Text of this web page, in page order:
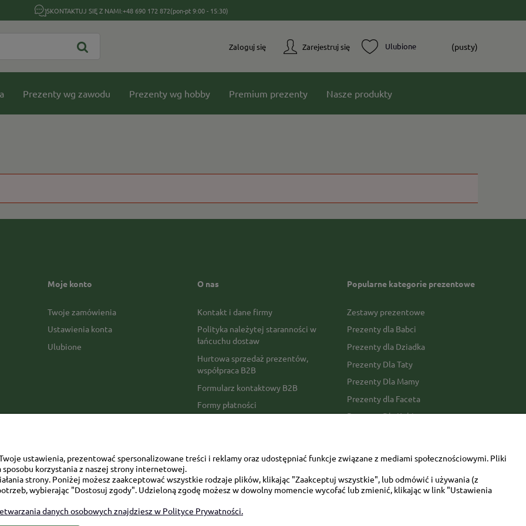
SKONTAKTUJ SIĘ Z NAMI:+48 690 172 872(pon-pt 9:00 - 15:30)
Zarejestruj się
Zaloguj się (pusty)
Prezenty wg zawodu Prezenty wg hobby Premium prezenty Nasze produkty
Moje konto
Twoje zamówienia
Ustawienia konta
Ulubione
O nas
Kontakt i dane firmy
Polityka należytej staranności w
łańcuchu dostaw
Hurtowa sprzedaż prezentów,
współpraca B2B
Formularz kontaktowy B2B
Formy płatności
Opinie Trustmate
Mapa kategorii
Popularne kategorie prezentowe
Zestawy prezentowe
Prezenty dla Babci
Prezenty dla Dziadka
Prezenty Dla Taty
Prezenty Dla Mamy
Prezenty dla Faceta
Prezenty Dla Kobiety
ustawienia, prezentować spersonalizowane treści i reklamy oraz udostępniać funkcje związane z mediami społecznościowymi. Pliki
korzystania z naszej strony internetowej.
strony. Poniżej możesz zaakceptować wszystkie rodzaje plików, klikając "Zaakceptuj wszystkie", lub odmówić i używania (z
wybierając "Dostosuj zgody". Udzieloną zgodę możesz w dowolny momencie wycofać lub zmienić, klikając w link "Ustawienia
danych osobowych znajdziesz w Polityce Prywatności.